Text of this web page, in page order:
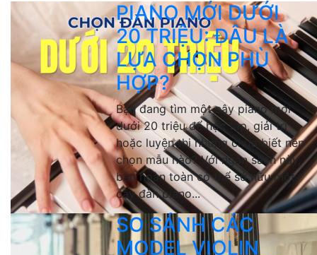
PIANO MỚI DƯỚI
20 TRIỆU: ĐÂU LÀ
LỰA CHỌN PHÙ
HỢP?
Bạn đang tìm một cây piano mới
dưới 20 triệu để học tập, giải trí
hoặc luyện thi nhưng chưa biết nên
chọn mẫu nào? Với ngân sách này,
bạn hoàn toàn có thể sở hữu một
cây đàn piano...
SO SÁNH CÁC
MODEL VIOLIN